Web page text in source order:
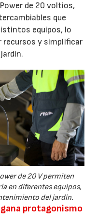
de 20 voltios,
que
equipos, lo
recursos y simplificar
de 20 V permiten
en diferentes equipos,
del jardín.
protagonismo